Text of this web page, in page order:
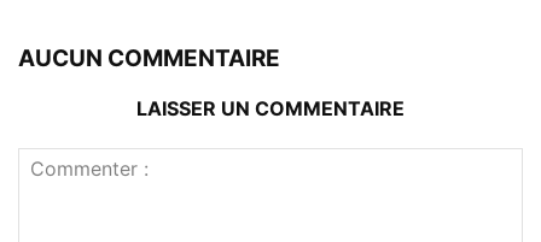
AUCUN COMMENTAIRE
LAISSER UN COMMENTAIRE